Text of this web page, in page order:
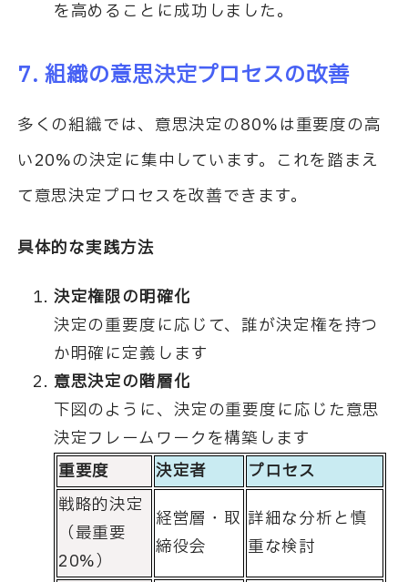
を高めることに成功しました。
7. 組織の意思決定プロセスの改善
多くの組織では、意思決定の80%は重要度の高
い20%の決定に集中しています。これを踏まえ
て意思決定プロセスを改善できます。
具体的な実践方法
決定権限の明確化
決定の重要度に応じて、誰が決定権を持つ
か明確に定義します
意思決定の階層化
下図のように、決定の重要度に応じた意思
決定フレームワークを構築します
重要度
決定者
プロセス
戦略的決定
（最重要
20%）
経営層・取
締役会
詳細な分析と慎
重な検討